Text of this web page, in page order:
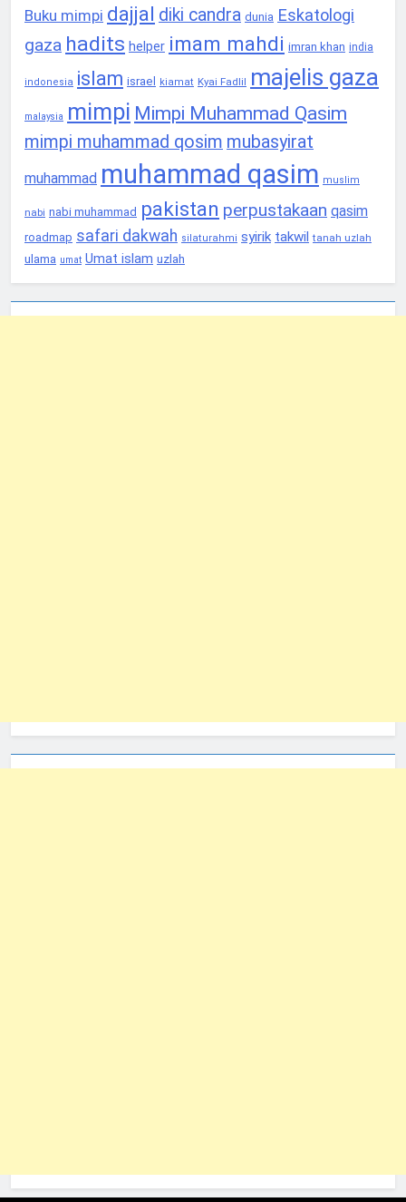
Buku mimpi dajjal diki candra dunia Eskatologi
gaza hadits helper imam mahdi imran khan india
indonesia islam israel kiamat Kyai Fadlil majelis gaza
malaysia mimpi Mimpi Muhammad Qasim
mimpi muhammad qosim mubasyirat
muhammad muhammad qasim muslim
nabi nabi muhammad pakistan perpustakaan qasim
roadmap safari dakwah silaturahmi syirik takwil tanah uzlah
ulama umat Umat islam uzlah